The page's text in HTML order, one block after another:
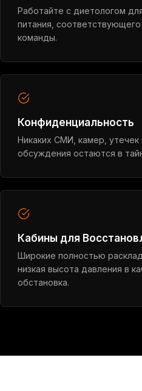
Работайте с диетологом
питания,
команды.
Конфиденциальность
Никаких СМИ, камер, утечек
обсуждения остаются в
Кабины для
Широкие полностью
низкая высота давления в
обстановка.